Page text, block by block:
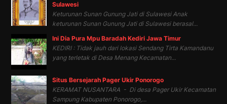
Sulawesi
Keturunan Sunan Gunung Jati di Sulawesi Anak
keturunan Sunan Gunung Jati di Sulawesi berasal...
Ini Dia Pura Mpu Baradah Kediri Jawa Timur
KEDIRI : Tidak jauh dari lokasi Sendang Tirta Kamandanu
yang terletak di Desa Menang Kecamatan...
Situs Bersejarah Pager Ukir Ponorogo
KERAMAT NUSANTARA - Di desa Pager Ukir Kecamatan
Sampung Kabupaten Ponorogo,...